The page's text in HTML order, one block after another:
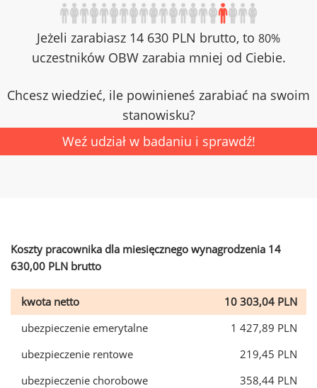
Jeżeli zarabiasz 14 630 PLN brutto, to 80%
uczestników OBW zarabia mniej od Ciebie.
Chcesz wiedzieć, ile powinieneś zarabiać na swoim
stanowisku?
Weź udział w badaniu i sprawdź!
Koszty pracownika dla miesięcznego wynagrodzenia 14
630,00 PLN brutto
kwota netto
10 303,04 PLN
ubezpieczenie emerytalne
1 427,89 PLN
ubezpieczenie rentowe
219,45 PLN
ubezpieczenie chorobowe
358,44 PLN